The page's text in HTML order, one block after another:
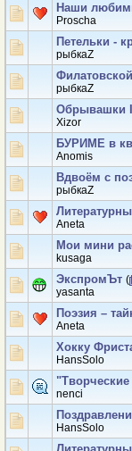
Наши
Proscha
Петельки -
рыбкаZ
рыбкаZ
Обрывашки II
Xizor
БУРИМЕ в
Anomis
Вдвоём с
рыбкаZ
Аneta
Мои мини
kusaga
ЭкспромЪт (
yasanta
Поэзия –
Аneta
Хокку
HansSolo
nenci
HansSolo